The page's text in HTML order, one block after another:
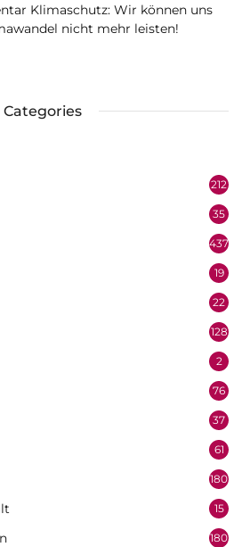
Klimaschutz: Wir können uns
nicht mehr leisten!
Categories
212
35
437
19
22
128
2
76
37
61
180
15
180